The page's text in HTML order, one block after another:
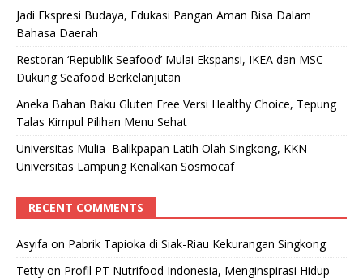
Jadi Ekspresi Budaya, Edukasi Pangan Aman Bisa Dalam
Bahasa Daerah
Restoran ‘Republik Seafood’ Mulai Ekspansi, IKEA dan MSC
Dukung Seafood Berkelanjutan
Aneka Bahan Baku Gluten Free Versi Healthy Choice, Tepung
Talas Kimpul Pilihan Menu Sehat
Universitas Mulia–Balikpapan Latih Olah Singkong, KKN
Universitas Lampung Kenalkan Sosmocaf
RECENT COMMENTS
Asyifa on Pabrik Tapioka di Siak-Riau Kekurangan Singkong
Tetty on Profil PT Nutrifood Indonesia, Menginspirasi Hidup